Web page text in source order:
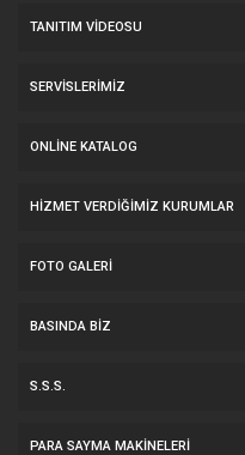
TANITIM VIDEOSU
SERVİSLERİMİZ
ONLINE KATALOG
HİZMET VERDİĞİMİZ KURUMLAR
FOTO GALERI
BASINDA BIZ
S.S.S.
PARA SAYMA MAKİNELERİ